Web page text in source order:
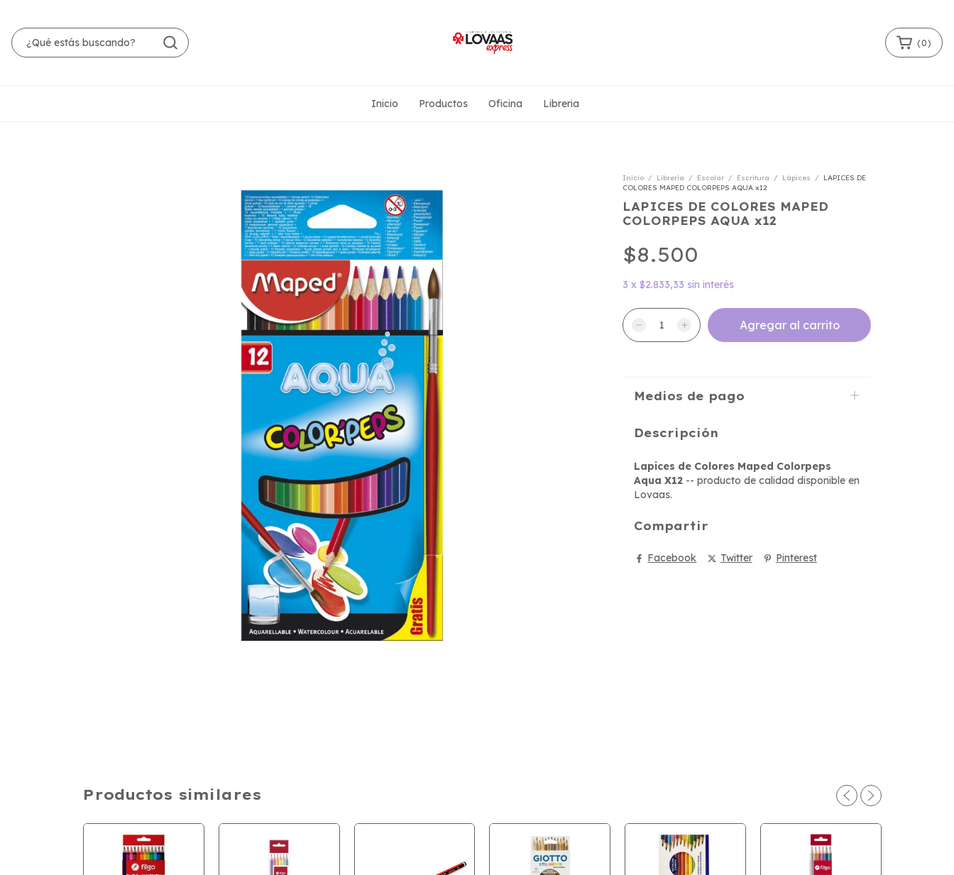
(0)
Inicio Productos Oficina Libreria
Inicio / Librería / Escolar / Escritura / Lápices /
LAPICES DE
COLORES MAPED COLORPEPS AQUA x12
LAPICES DE COLORES MAPED
COLORPEPS AQUA x12
$8.500
3 x $2.833,33 sin interés
Medios de pago
Descripción
Lapices de Colores Maped Colorpeps
Aqua X12 -- producto de calidad disponible en
Lovaas.
Compartir
Facebook Twitter Pinterest
Productos similares